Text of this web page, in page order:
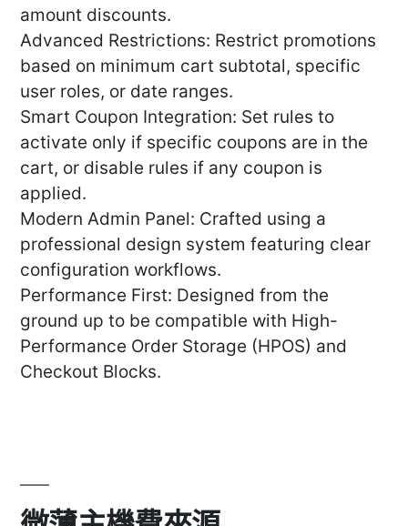
amount discounts.
Advanced Restrictions: Restrict promotions
based on minimum cart subtotal, specific
user roles, or date ranges.
Smart Coupon Integration: Set rules to
activate only if specific coupons are in the
cart, or disable rules if any coupon is
applied.
Modern Admin Panel: Crafted using a
professional design system featuring clear
configuration workflows.
Performance First: Designed from the
ground up to be compatible with High-
Performance Order Storage (HPOS) and
Checkout Blocks.